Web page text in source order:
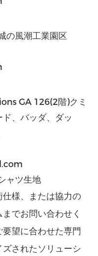
の風潮工業園区
GA 126(2階)クミ
、バッダ、ダッ
ャツ生地
様、または協力の
でお問い合わせく
望に合わせた専門
されたソリューシ